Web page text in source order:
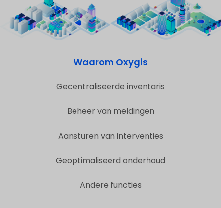
Waarom Oxygis
Gecentraliseerde inventaris
Beheer van meldingen
Aansturen van interventies
Geoptimaliseerd onderhoud
Andere functies